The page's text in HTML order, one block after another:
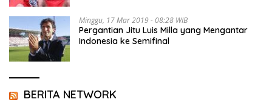
Minggu, 17 Mar 2019 - 08:28 WIB
Pergantian Jitu Luis Milla yang Mengantar
Indonesia ke Semifinal
BERITA NETWORK